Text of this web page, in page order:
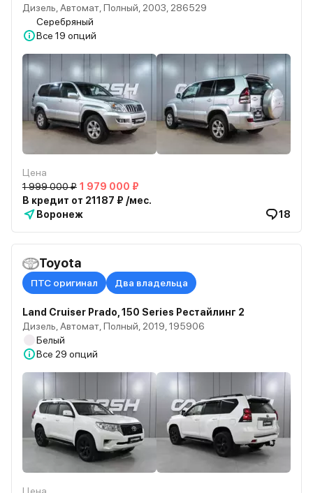
Дизель, Автомат, Полный, 2003, 286529
Серебряный
Все 19 опций
Цена
1 999 000 ₽ 1 979 000 ₽
В кредит от 21187 ₽ /мес.
Воронеж
18
Toyota
ПТС оригинал Два владельца
Land Cruiser Prado, 150 Series Рестайлинг 2
Дизель, Автомат, Полный, 2019, 195906
Белый
Все 29 опций